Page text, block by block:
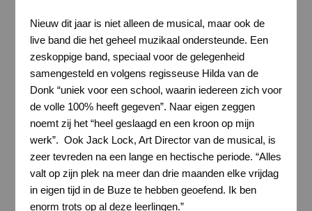
Nieuw dit jaar is niet alleen de musical, maar ook de
live band die het geheel muzikaal ondersteunde. Een
zeskoppige band, speciaal voor de gelegenheid
samengesteld en volgens regisseuse Hilda van de
Donk “uniek voor een school, waarin iedereen zich voor
de volle 100% heeft gegeven”. Naar eigen zeggen
noemt zij het “heel geslaagd en een kroon op mijn
werk”. Ook Jack Lock, Art Director van de musical, is
zeer tevreden na een lange en hectische periode. “Alles
valt op zijn plek na meer dan drie maanden elke vrijdag
in eigen tijd in de Buze te hebben geoefend. Ik ben
enorm trots op al deze leerlingen.”